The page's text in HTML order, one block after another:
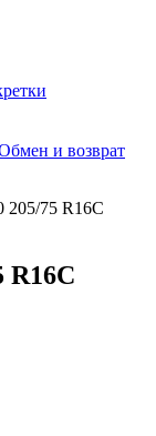
и возврат
75 R16C